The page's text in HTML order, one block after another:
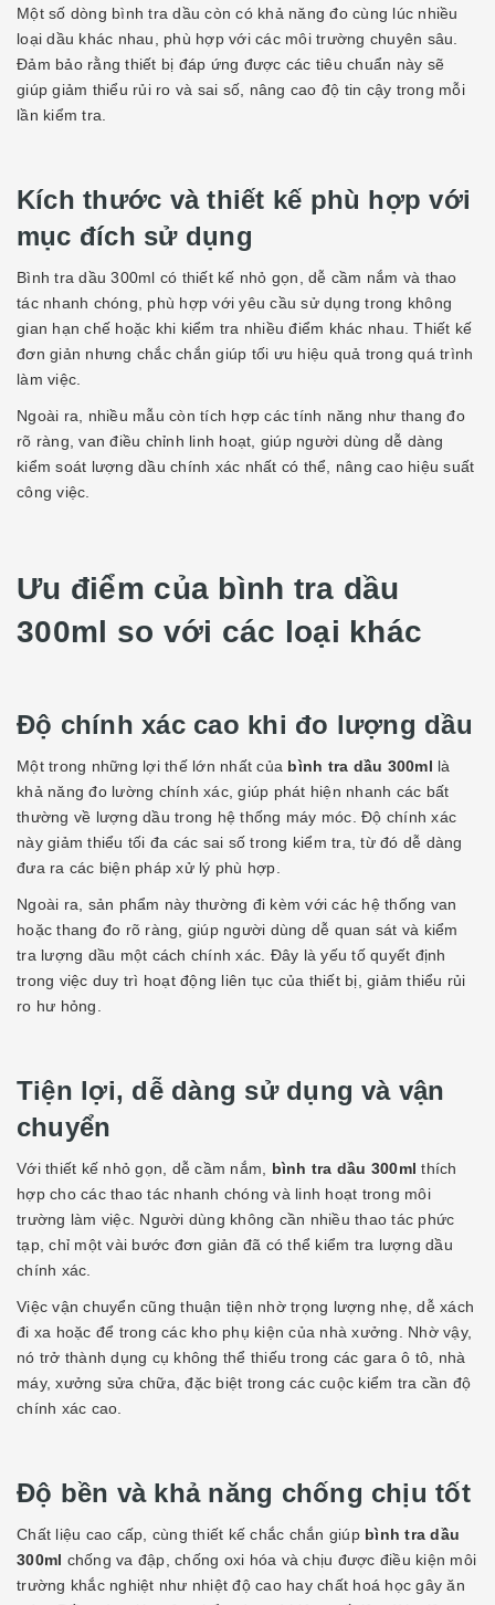
Một số dòng bình tra dầu còn có khả năng đo cùng lúc nhiều
loại dầu khác nhau, phù hợp với các môi trường chuyên sâu.
Đảm bảo rằng thiết bị đáp ứng được các tiêu chuẩn này sẽ
giúp giảm thiểu rủi ro và sai số, nâng cao độ tin cậy trong mỗi
lần kiểm tra.
Kích thước và thiết kế phù hợp với
mục đích sử dụng
Bình tra dầu 300ml có thiết kế nhỏ gọn, dễ cầm nắm và thao
tác nhanh chóng, phù hợp với yêu cầu sử dụng trong không
gian hạn chế hoặc khi kiểm tra nhiều điểm khác nhau. Thiết kế
đơn giản nhưng chắc chắn giúp tối ưu hiệu quả trong quá trình
làm việc.
Ngoài ra, nhiều mẫu còn tích hợp các tính năng như thang đo
rõ ràng, van điều chỉnh linh hoạt, giúp người dùng dễ dàng
kiểm soát lượng dầu chính xác nhất có thể, nâng cao hiệu suất
công việc.
Ưu điểm của bình tra dầu
300ml so với các loại khác
Độ chính xác cao khi đo lượng dầu
Một trong những lợi thế lớn nhất của bình tra dầu 300ml là
khả năng đo lường chính xác, giúp phát hiện nhanh các bất
thường về lượng dầu trong hệ thống máy móc. Độ chính xác
này giảm thiểu tối đa các sai số trong kiểm tra, từ đó dễ dàng
đưa ra các biện pháp xử lý phù hợp.
Ngoài ra, sản phẩm này thường đi kèm với các hệ thống van
hoặc thang đo rõ ràng, giúp người dùng dễ quan sát và kiểm
tra lượng dầu một cách chính xác. Đây là yếu tố quyết định
trong việc duy trì hoạt động liên tục của thiết bị, giảm thiểu rủi
ro hư hỏng.
Tiện lợi, dễ dàng sử dụng và vận
chuyển
Với thiết kế nhỏ gọn, dễ cầm nắm, bình tra dầu 300ml thích
hợp cho các thao tác nhanh chóng và linh hoạt trong môi
trường làm việc. Người dùng không cần nhiều thao tác phức
tạp, chỉ một vài bước đơn giản đã có thể kiểm tra lượng dầu
chính xác.
Việc vận chuyển cũng thuận tiện nhờ trọng lượng nhẹ, dễ xách
đi xa hoặc để trong các kho phụ kiện của nhà xưởng. Nhờ vậy,
nó trở thành dụng cụ không thể thiếu trong các gara ô tô, nhà
máy, xưởng sửa chữa, đặc biệt trong các cuộc kiểm tra cần độ
chính xác cao.
Độ bền và khả năng chống chịu tốt
Chất liệu cao cấp, cùng thiết kế chắc chắn giúp bình tra dầu
300ml chống va đập, chống oxi hóa và chịu được điều kiện môi
trường khắc nghiệt như nhiệt độ cao hay chất hoá học gây ăn